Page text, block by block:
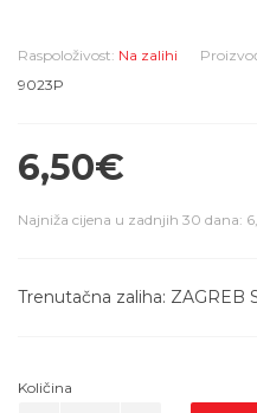
Raspoloživost: Na zalihi
9023P
6,50€
Najniža cijena u zadnjih 30 dana:
Trenutačna zaliha: ZAGREB
Količina